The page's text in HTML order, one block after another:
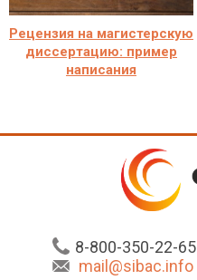
Рецензия на магистерскую
диссертацию: пример
написания
8-800-350-22-65
mail@sibac.info